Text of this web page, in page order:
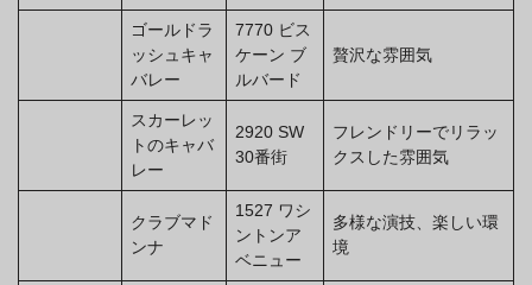
ゴールドラ
ッシュキャ
バレー
7770 ビス
ケーン ブ
ルバード
贅沢な雰囲気
スカーレッ
トのキャバ
レー
2920 SW
30番街
フレンドリーでリラッ
クスした雰囲気
クラブマド
ンナ
1527 ワシ
ントンア
ベニュー
多様な演技、楽しい環
境